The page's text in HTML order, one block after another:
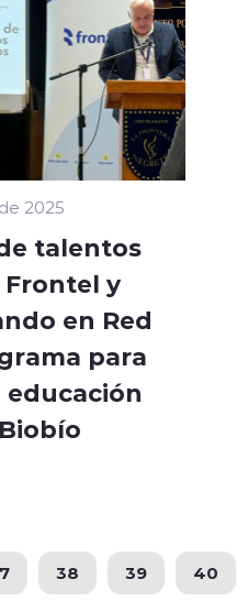
2025
talentos
y
en Red
para
38 39 40